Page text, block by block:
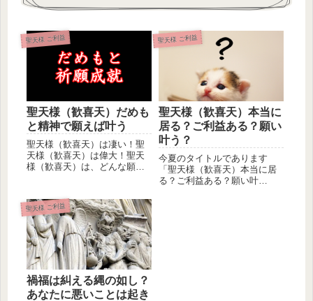
聖天様 ご利益
聖天様（歓喜天）だめも
と精神で願えば叶う
聖天様（歓喜天）は凄い！聖
天様（歓喜天）は偉大！聖天
様（歓喜天）は、どんな願い
聖天様 ご利益
聖天様（歓喜天）本当に
居る？ご利益ある？願い
叶う？
今夏のタイトルであります
「聖天様（歓喜天）本当に居
る？ご利益ある？願い叶
聖天様 ご利益
禍福は糾える縄の如し？
あなたに悪いことは起き